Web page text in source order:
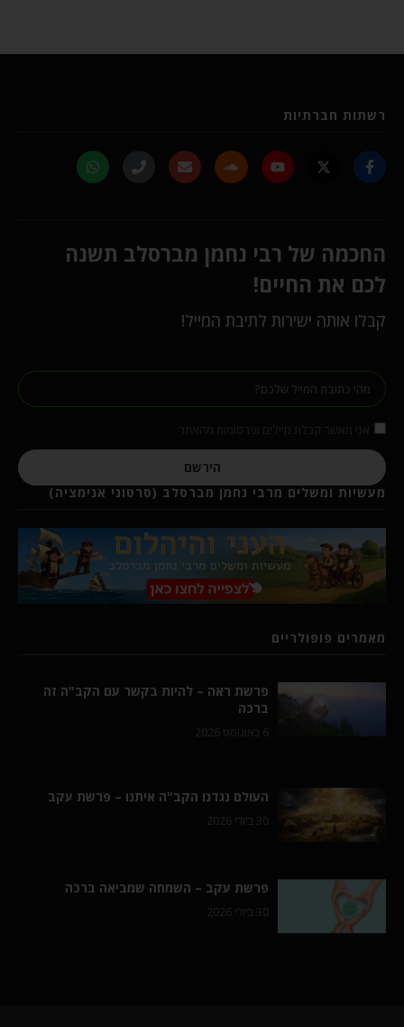
רשתות חברתיות
החכמה של רבי נחמן מברסלב תשנה
לכם את החיים!
קבלו אותה ישירות לתיבת המייל!
הירשם
מעשיות ומשלים מרבי נחמן מברסלב (סרטוני אנימציה)
מאמרים פופולריים
פרשת ראה – להיות בקשר עם הקב"ה זה
ברכה
6 באוגוסט 2026
העולם נגדנו הקב"ה איתנו – פרשת עקב
30 ביולי 2026
פרשת עקב – השמחה שמביאה ברכה
30 ביולי 2026